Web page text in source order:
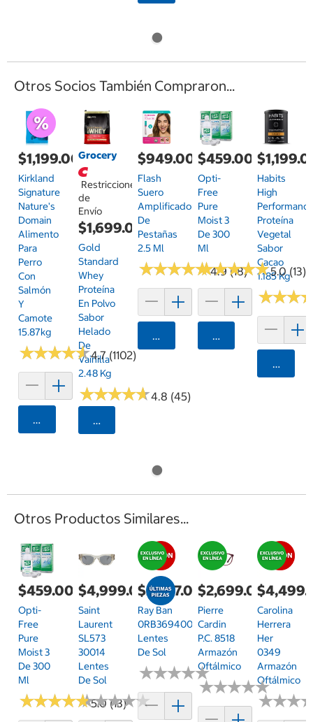
Otros Socios También Compraron...
$1,199.00
Kirkland
Signature
Nature's
Domain
Alimento
Para
Perro
Con
Salmón
Y
Camote
15.87kg
★★★★★
★★★★★4.7 (1102)
Agregar
Grocery
Restricciones
de
Envío
$1,699.00
Gold
Standard
Whey
Proteína
En Polvo
Sabor
Helado
De
Vainilla
2.48 Kg
★★★★★
★★★★★4.8 (45)
Seleccionar Código Postal
$949.00
Flash
Suero
Amplificador
De
Pestañas
2.5 Ml
★★★★★
★★★★★4.9 (18)
Agregar
$459.00
Opti-
Free
Pure
Moist 3
De 300
Ml
★★★★★
★★★★★5.0 (13)
Agregar
Habits
High
Proteína
Vegetal
Sabor
Cacao
1.185 Kg
★★★
★★★
Otros Productos Similares...
$459.00
Opti-
Free
Pure
Moist 3
De 300
Ml
★★★★★
★★★★★5.0 (13)
$4,999.00
Saint
Laurent
SL573
30014
Lentes
De Sol
★★★★★
★★★★★
$2,937.00
Ray Ban
0RB3694004/M255
Lentes
De Sol
★★★★★
★★★★★
$2,699.00
Pierre
Cardin
P.C. 8518
Armazón
Oftálmico
★★★★★
★★★★★
Carolina
Herrera
Her
0349
Armazón
Oftálmico
★★★
★★★